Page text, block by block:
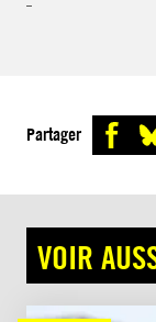
Partager
VOIR